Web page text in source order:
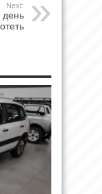
Next:
день